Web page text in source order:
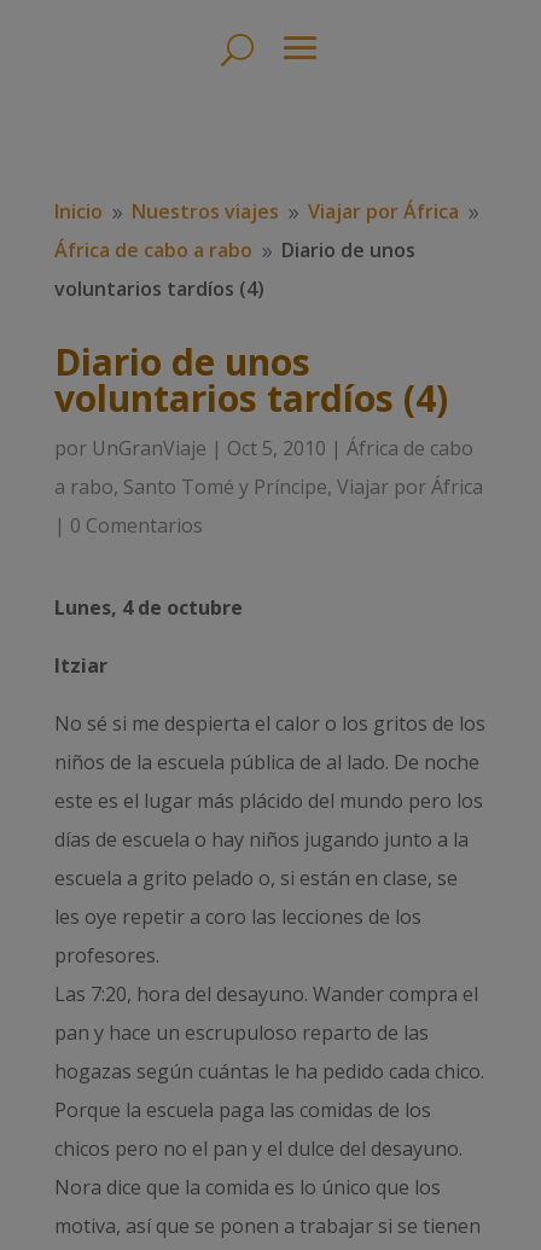
Inicio 9 Nuestros viajes 9 Viajar por África 9
África de cabo a rabo 9 Diario de unos
voluntarios tardíos (4)
Diario de unos
voluntarios tardíos (4)
por UnGranViaje | Oct 5, 2010 | África de cabo
a rabo, Santo Tomé y Príncipe, Viajar por África
| 0 Comentarios
Lunes, 4 de octubre
Itziar
No sé si me despierta el calor o los gritos de los
niños de la escuela pública de al lado. De noche
este es el lugar más plácido del mundo pero los
días de escuela o hay niños jugando junto a la
escuela a grito pelado o, si están en clase, se
les oye repetir a coro las lecciones de los
profesores.
Las 7:20, hora del desayuno. Wander compra el
pan y hace un escrupuloso reparto de las
hogazas según cuántas le ha pedido cada chico.
Porque la escuela paga las comidas de los
chicos pero no el pan y el dulce del desayuno.
Nora dice que la comida es lo único que los
motiva, así que se ponen a trabajar si se tienen